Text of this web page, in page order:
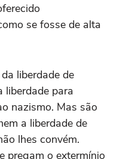
se fosse de alta
liberdade de
liberdade para
nazismo. Mas são
a liberdade de
lhes convém.
pregam o extermínio